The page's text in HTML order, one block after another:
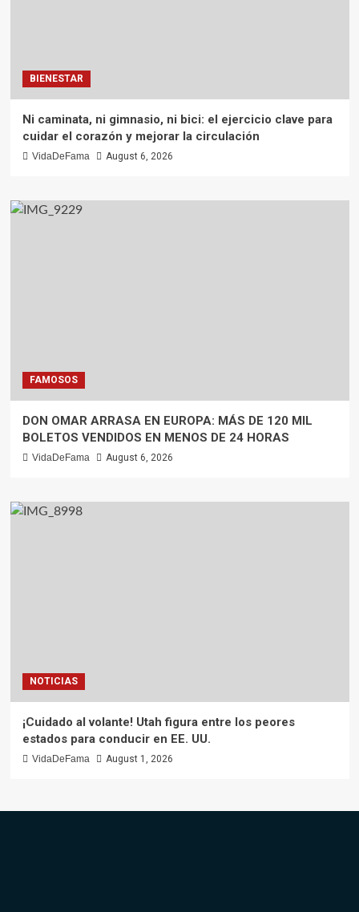
BIENESTAR
Ni caminata, ni gimnasio, ni bici: el ejercicio clave para
cuidar el corazón y mejorar la circulación
VidaDeFama August 6, 2026
FAMOSOS
DON OMAR ARRASA EN EUROPA: MÁS DE 120 MIL
BOLETOS VENDIDOS EN MENOS DE 24 HORAS
VidaDeFama August 6, 2026
NOTICIAS
¡Cuidado al volante! Utah figura entre los peores
estados para conducir en EE. UU.
VidaDeFama August 1, 2026